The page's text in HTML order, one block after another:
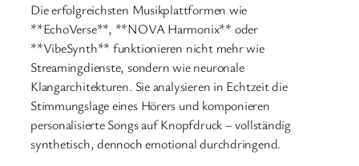
Die erfolgreichsten Musikplattformen wie
**EchoVerse**, **NOVA Harmonix** oder
**VibeSynth** funktionieren nicht mehr wie
Streamingdienste, sondern wie neuronale
Klangarchitekturen. Sie analysieren in Echtzeit die
Stimmungslage eines Hörers und komponieren
personalisierte Songs auf Knopfdruck – vollständig
synthetisch, dennoch emotional durchdringend.